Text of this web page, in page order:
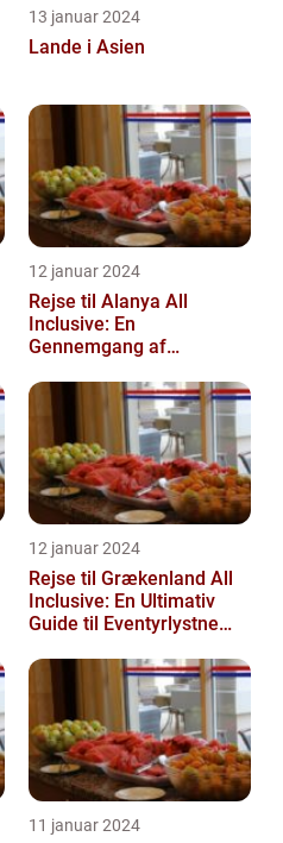
13 januar 2024
Lande i Asien
12 januar 2024
Rejse til Alanya All
Inclusive: En
Gennemgang af
Historie
12 januar 2024
Rejse til Grækenland All
Inclusive: En Ultimativ
Guide til Eventyrlystne
11 januar 2024